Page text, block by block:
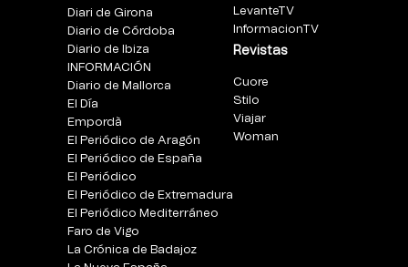
Diari de Girona
Diario de Córdoba
Diario de Ibiza
INFORMACIÓN
Diario de Mallorca
El Día
Empordà
El Periódico de Aragón
El Periódico de España
El Periódico
El Periódico de Extremadura
El Periódico Mediterráneo
Faro de Vigo
La Crónica de Badajoz
LevanteTV
InformacionTV
Revistas
Cuore
Stilo
Viajar
Woman